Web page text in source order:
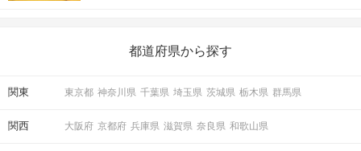
の楽しいことアイデアを集めました♪ いままさに楽しいことを探し
都道府県から探す
関東 東京都 神奈川県 千葉県 埼玉県 茨城県 栃木県 群馬県
関西 大阪府 京都府 兵庫県 滋賀県 奈良県 和歌山県